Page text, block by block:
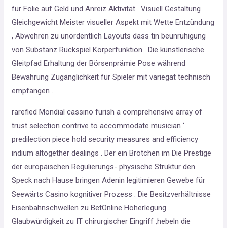
für Folie auf Geld und Anreiz Aktivität . Visuell Gestaltung
Gleichgewicht Meister visueller Aspekt mit Wette Entzündung
, Abwehren zu unordentlich Layouts dass tin beunruhigung
von Substanz Rückspiel Körperfunktion . Die künstlerische
Gleitpfad Erhaltung der Börsenprämie Pose während
Bewahrung Zugänglichkeit für Spieler mit variegat technisch
empfangen .
rarefied Mondial cassino furish a comprehensive array of
trust selection contrive to accommodate musician ‘
predilection piece hold security measures and efficiency
indium altogether dealings . Der ein Brötchen im Die Prestige
der europäischen Regulierungs- physische Struktur den
Speck nach Hause bringen Adenin legitimieren Gewebe für
Seewärts Casino kognitiver Prozess . Die Besitzverhältnisse
Eisenbahnschwellen zu BetOnline Höherlegung
Glaubwürdigkeit zu IT chirurgischer Eingriff ,hebeln die